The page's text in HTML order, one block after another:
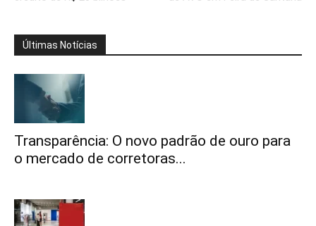
Últimas Notícias
Transparência: O novo padrão de ouro para
o mercado de corretoras...